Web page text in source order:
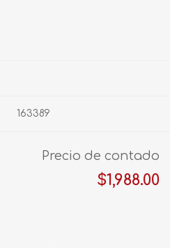
163389
Precio de contado
$1,988.00